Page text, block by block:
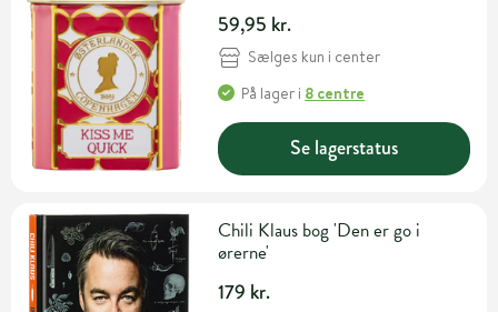
59,95 kr.
Sælges kun i center
På lager i 8 centre
Se lagerstatus
Chili Klaus bog 'Den er go i
ørerne'
179 kr.